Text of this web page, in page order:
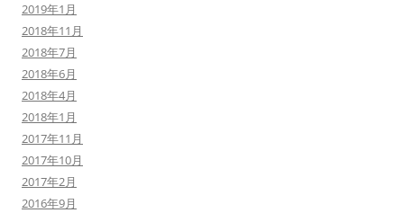
2019年1月
2018年11月
2018年7月
2018年6月
2018年4月
2018年1月
2017年11月
2017年10月
2017年2月
2016年9月